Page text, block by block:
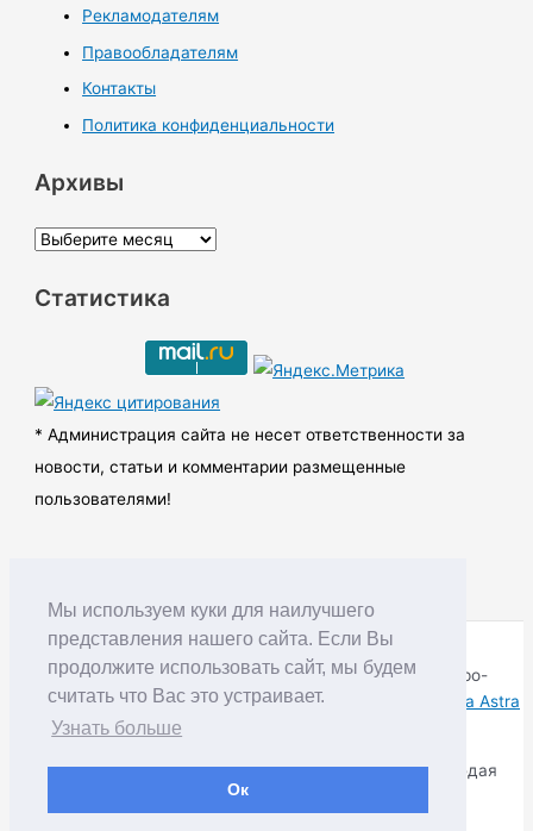
Мы используем куки для наилучшего
представления нашего сайта. Если Вы
продолжите использовать сайт, мы будем
считать что Вас это устраивает.
Узнать больше
Ок
Рекламодателям
Правообладателям
Контакты
Политика конфиденциальности
Архивы
А
х
ы
Статистика
* Администрация сайта не несет ответственности за
новости, статьи и комментарии размещенные
пользователями!
Copyright © RUDNIK.MOBI 28.06.2008 - 2026 | Северо-
Енисейский округ Красноярского края | Powered by
Тема Astra
Копирование материалов разрешается только соблюдая
Правила